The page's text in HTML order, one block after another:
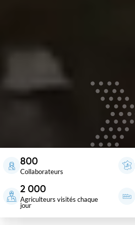
800
Collaborateurs
2 000
Agriculteurs visités chaque
jour